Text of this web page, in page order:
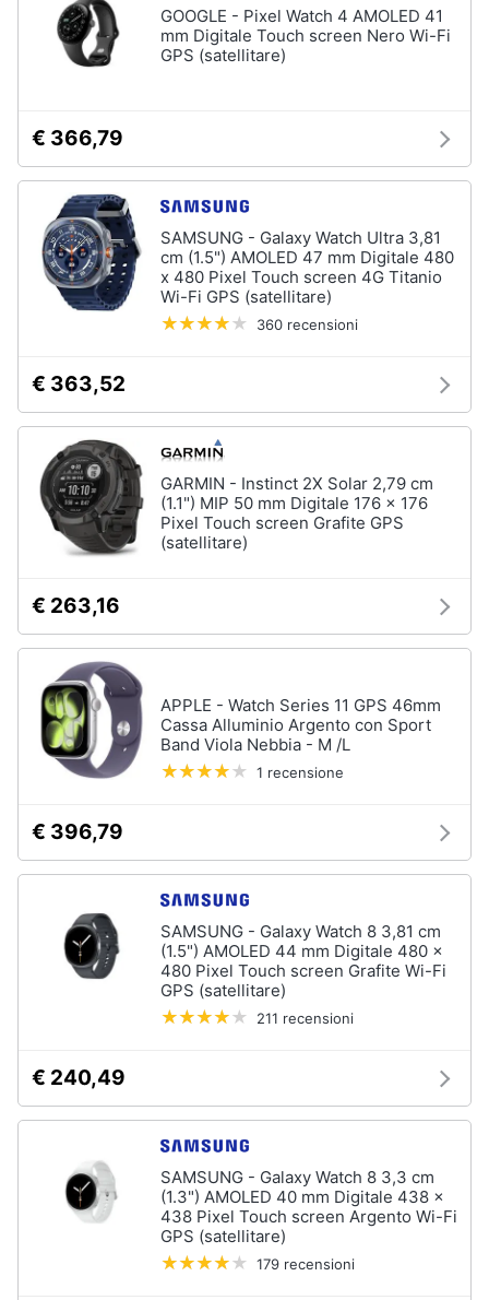
GOOGLE - Pixel Watch 4 AMOLED 41
mm Digitale Touch screen Nero Wi-Fi
GPS (satellitare)
€ 366,79
SAMSUNG - Galaxy Watch Ultra 3,81
cm (1.5") AMOLED 47 mm Digitale 480
x 480 Pixel Touch screen 4G Titanio
Wi-Fi GPS (satellitare)
360 recensioni
€ 363,52
GARMIN - Instinct 2X Solar 2,79 cm
(1.1") MIP 50 mm Digitale 176 x 176
Pixel Touch screen Grafite GPS
(satellitare)
€ 263,16
APPLE - Watch Series 11 GPS 46mm
Cassa Alluminio Argento con Sport
Band Viola Nebbia - M /L
1 recensione
€ 396,79
SAMSUNG - Galaxy Watch 8 3,81 cm
(1.5") AMOLED 44 mm Digitale 480 x
480 Pixel Touch screen Grafite Wi-Fi
GPS (satellitare)
211 recensioni
€ 240,49
SAMSUNG - Galaxy Watch 8 3,3 cm
(1.3") AMOLED 40 mm Digitale 438 x
438 Pixel Touch screen Argento Wi-Fi
GPS (satellitare)
179 recensioni